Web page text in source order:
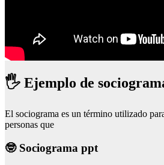
🖐 Ejemplo de
El sociograma es un término utilizado
personas que
🤓 Sociograma ppt